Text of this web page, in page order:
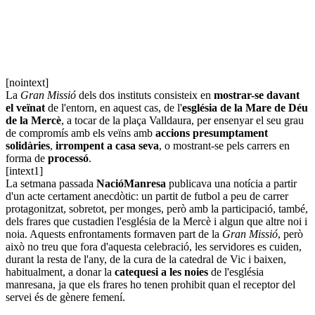
[nointext]
La Gran Missió dels dos instituts consisteix en mostrar-se davant
el veïnat de l'entorn, en aquest cas, de l'església de la Mare de Déu
de la Mercè, a tocar de la plaça Valldaura, per ensenyar el seu grau
de compromís amb els veïns amb accions presumptament
solidàries, irrompent a casa seva, o mostrant-se pels carrers en
forma de processó.
[intext1]
La setmana passada NacióManresa publicava una notícia a partir
d'un acte certament anecdòtic: un partit de futbol a peu de carrer
protagonitzat, sobretot, per monges, però amb la participació, també,
dels frares que custadien l'església de la Mercè i algun que altre noi i
noia. Aquests enfrontaments formaven part de la Gran Missió, però
això no treu que fora d'aquesta celebració, les servidores es cuiden,
durant la resta de l'any, de la cura de la catedral de Vic i baixen,
habitualment, a donar la catequesi a les noies de l'església
manresana, ja que els frares ho tenen prohibit quan el receptor del
servei és de gènere femení.